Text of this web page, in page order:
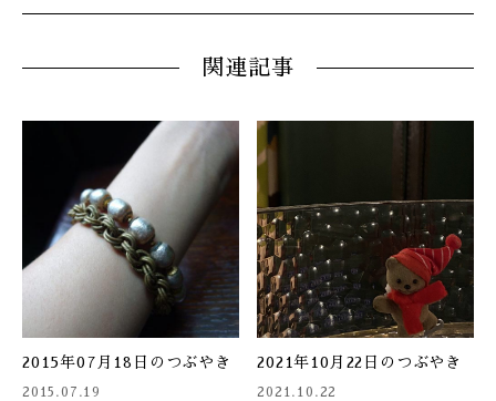
関連記事
2015年07月18日のつぶやき
2015.07.19
2021年10月22日のつぶやき
2021.10.22